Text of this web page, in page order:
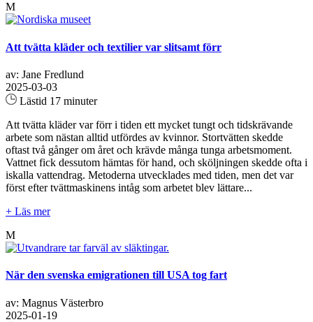
M
Att tvätta kläder och textilier var slitsamt förr
av: Jane Fredlund
2025-03-03
Lästid 17 minuter
Att tvätta kläder var förr i tiden ett mycket tungt och tidskrävande
arbete som nästan alltid utfördes av kvinnor. Stortvätten skedde
oftast två gånger om året och krävde många tunga arbetsmoment.
Vattnet fick dessutom hämtas för hand, och sköljningen skedde ofta i
iskalla vattendrag. Metoderna utvecklades med tiden, men det var
först efter tvättmaskinens intåg som arbetet blev lättare...
+ Läs mer
M
När den svenska emigrationen till USA tog fart
av: Magnus Västerbro
2025-01-19